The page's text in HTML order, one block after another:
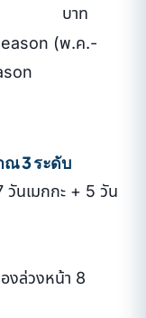
บาท
(พ.ค.-
ณ 3 ระดับ
วันเมกกะ + 5 วัน
งล่วงหน้า 8